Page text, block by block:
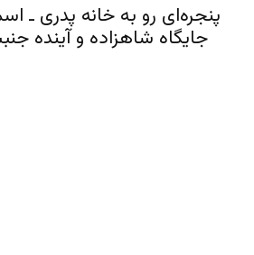
پنجره‌ای رو به خانه پدری ـ